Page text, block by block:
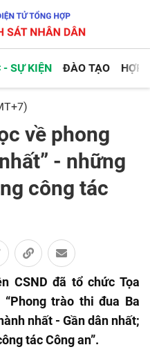
- SỰ KIỆN ĐÀO TẠO HỢP
về phong
- những
công tác
CSND đã tổ chức Tọa
trào thi đua Ba
nhất - Gần dân nhất;
tác Công an”.